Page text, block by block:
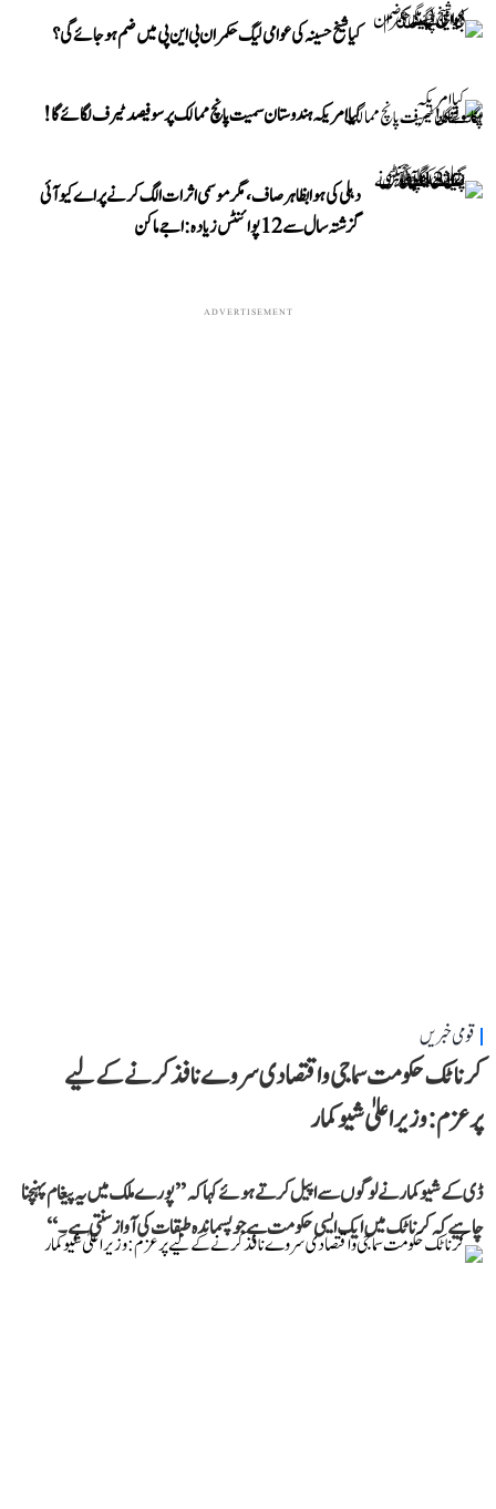
کیا شیخ حسینہ کی عوامی لیگ حکمران بی این پی میں ضم ہو جائے گی؟
کیا امریکہ ہندوستان سمیت پانچ ممالک پر سو فیصد ٹیرف لگائے گا!
دہلی کی ہوا بظاہر صاف، مگر موسمی اثرات الگ کرنے پر اے کیو آئی
گزشتہ سال سے 12 پوائنٹس زیادہ: اجے ماکن
ADVERTISEMENT
قومی خبریں
کرناٹک حکومت سماجی و اقتصادی سروے نافذ کرنے کے لیے
پرعزم: وزیر اعلیٰ شیوکمار
ڈی کے شیوکمار نے لوگوں سے اپیل کرتے ہوئے کہا کہ ’’پورے ملک میں یہ پیغام پہنچنا
چاہیے کہ کرناٹک میں ایک ایسی حکومت ہے جو پسماندہ طبقات کی آواز سنتی ہے۔‘‘